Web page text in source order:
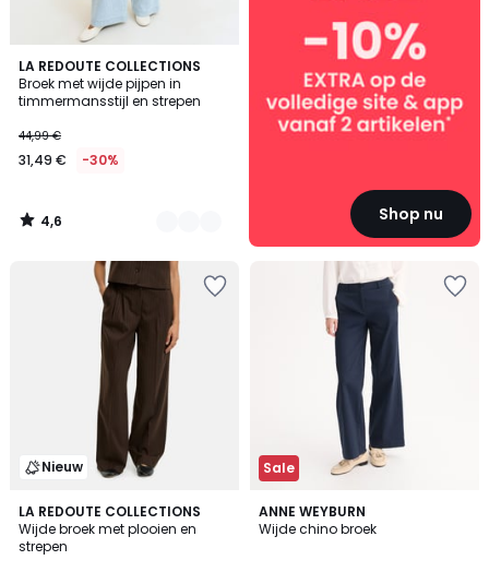
LA REDOUTE COLLECTIONS
Broek met wijde pijpen in
timmermansstijl en strepen
44,99 €
31,49 € -30%
4,6
/ 5
2
Kleuren
4,6
/
Shop nu
Nieuw
LA REDOUTE COLLECTIONS
Wijde broek met plooien en
strepen
Sale
ANNE WEYBURN
Wijde chino broek
4,5
/ 5
2
Kleuren